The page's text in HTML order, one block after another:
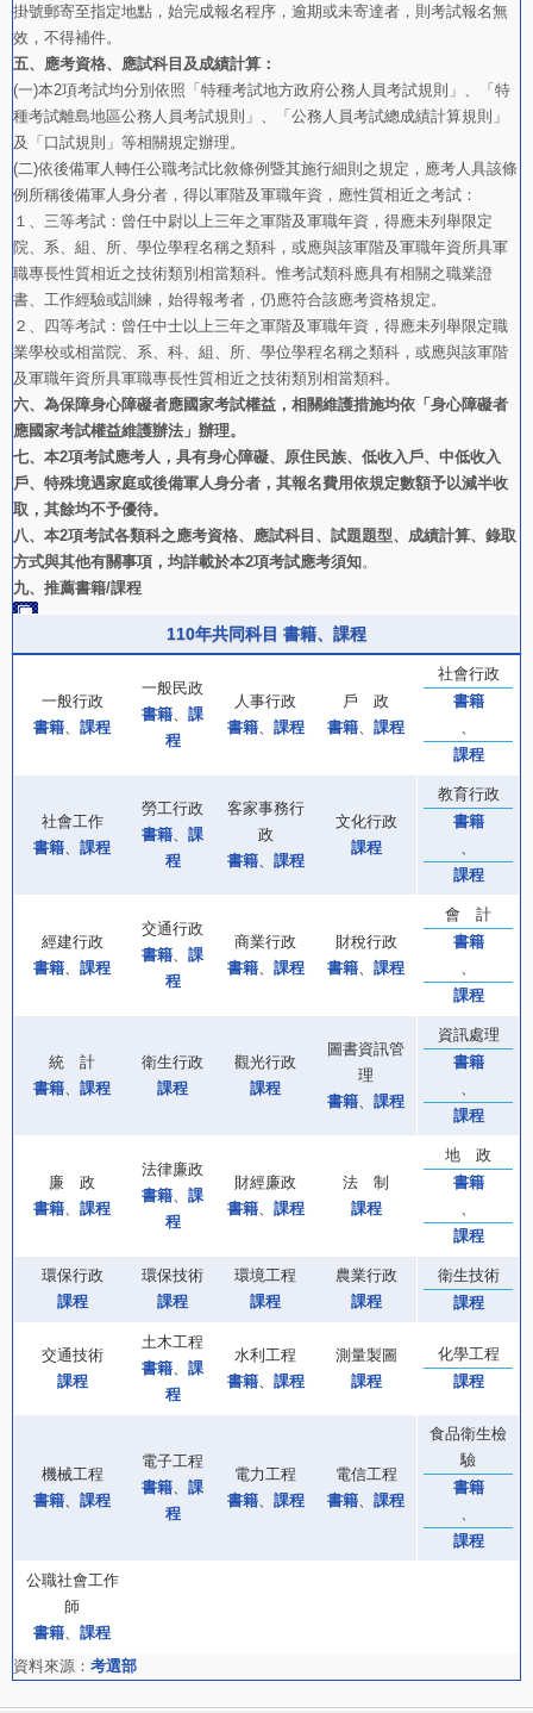
掛號郵寄至指定地點，始完成報名程序，逾期或未寄達者，則考試報名無
效，不得補件。
五、應考資格、應試科目及成績計算：
(一)本2項考試均分別依照「特種考試地方政府公務人員考試規則」、「特
種考試離島地區公務人員考試規則」、「公務人員考試總成績計算規則」
及「口試規則」等相關規定辦理。
(二)依後備軍人轉任公職考試比敘條例暨其施行細則之規定，應考人具該條
例所稱後備軍人身分者，得以軍階及軍職年資，應性質相近之考試：
１、三等考試：曾任中尉以上三年之軍階及軍職年資，得應未列舉限定
院、系、組、所、學位學程名稱之類科，或應與該軍階及軍職年資所具軍
職專長性質相近之技術類別相當類科。惟考試類科應具有相關之職業證
書、工作經驗或訓練，始得報考者，仍應符合該應考資格規定。
２、四等考試：曾任中士以上三年之軍階及軍職年資，得應未列舉限定職
業學校或相當院、系、科、組、所、學位學程名稱之類科，或應與該軍階
及軍職年資所具軍職專長性質相近之技術類別相當類科。
六、為保障身心障礙者應國家考試權益，相關維護措施均依「身心障礙者
應國家考試權益維護辦法」辦理。
七、本2項考試應考人，具有身心障礙、原住民族、低收入戶、中低收入
戶、特殊境遇家庭或後備軍人身分者，其報名費用依規定數額予以減半收
取，其餘均不予優待。
八、本2項考試各類科之應考資格、應試科目、試題題型、成績計算、錄取
方式與其他有關事項，均詳載於本2項考試應考須知。
九、推薦書籍/課程
110年共同科目 書籍、 課程
一般行政
書籍
課程
一般民政
書籍
課
程
人事行政
書籍、 課程
戶 政
書籍
課程
社會行政
書籍
課程
社會工作
書籍
課程
勞工行政
書籍
課
程
客家事務行
政
書籍、 課程
文化行政
課程
教育行政
書籍
課程
經建行政
書籍
課程
交通行政
書籍
課
程
商業行政
書籍、 課程
財稅行政
書籍
課程
會 計
書籍
課程
統 計
書籍
課程
衛生行政
課程
觀光行政
課程
圖書資訊管
理
書籍
課程
資訊處理
書籍
課程
廉 政
書籍
課程
法律廉政
書籍
課
程
財經廉政
書籍、 課程
法 制
課程
地 政
書籍
課程
環保行政
課程
環保技術
課程
環境工程
課程
農業行政
課程
衛生技術
課程
交通技術
課程
土木工程
書籍
課
程
水利工程
書籍、 課程
測量製圖
課程
化學工程
課程
機械工程
書籍
課程
電子工程
書籍
課
程
電力工程
書籍、 課程
電信工程
書籍
課程
食品衛生檢
驗
書籍
課程
公職社會工作
師
書籍
課程
資料來源： 考選部